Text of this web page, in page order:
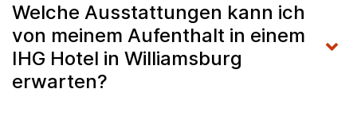
Welche Ausstattungen kann ich
von meinem Aufenthalt in einem
IHG Hotel in Williamsburg
erwarten?